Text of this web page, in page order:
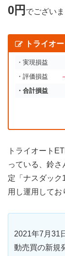
0円 でございま
トライオ
・実現損益
・評価損益
・合計損益
トライオート
っている、鈴
定「ナスダック
用し運用してお
2021年7月31
動売買の新規